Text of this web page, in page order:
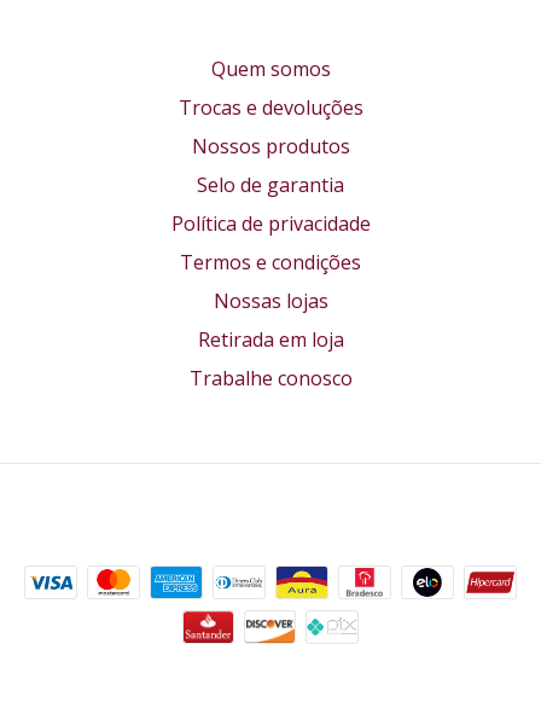
Quem somos
Trocas e devoluções
Nossos produtos
Selo de garantia
Política de privacidade
Termos e condições
Nossas lojas
Retirada em loja
Trabalhe conosco